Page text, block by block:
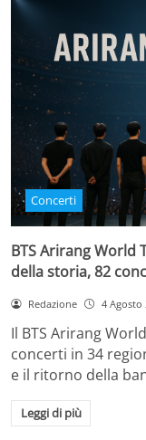
Concerti
BTS Arirang World
della storia, 82
Redazione 4 Agosto
Il BTS Arirang
concerti in 34
e il ritorno della
Leggi di più